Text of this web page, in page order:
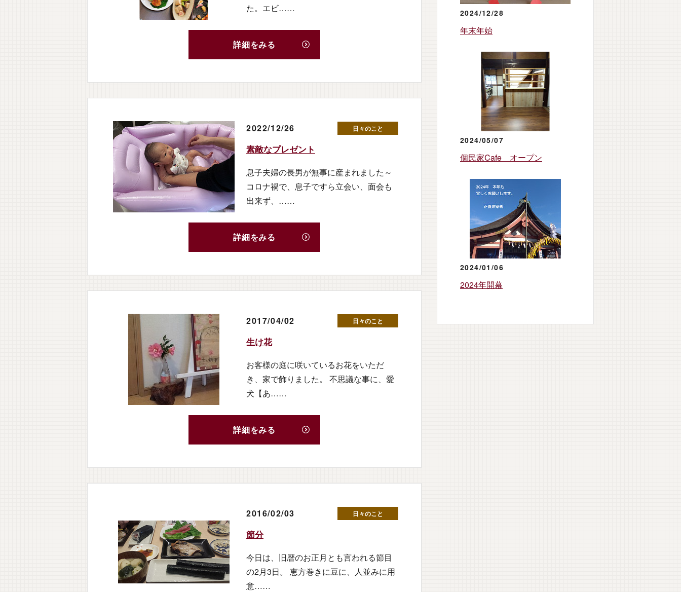
た。エビ……
詳細をみる
2022/12/26 日々のこと
素敵なプレゼント
息子夫婦の長男が無事に産まれました～
コロナ禍で、息子ですら立会い、面会も
出来ず、……
詳細をみる
2017/04/02 日々のこと
生け花
お客様の庭に咲いているお花をいただ
き、家で飾りました。 不思議な事に、愛
犬【あ……
詳細をみる
2016/02/03 日々のこと
節分
今日は、旧暦のお正月とも言われる節目
の2月3日。 恵方巻きに豆に、人並みに用
意……
2024/12/28
年末年始
2024/05/07
個民家Cafe オープン
2024/01/06
2024年開幕